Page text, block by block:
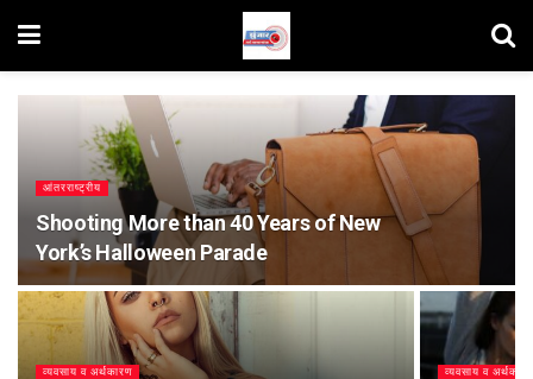
आंतरराष्ट्रीय
Shooting More than 40 Years of New
York’s Halloween Parade
व्यवसाय व अर्थकारण व्यवसाय व